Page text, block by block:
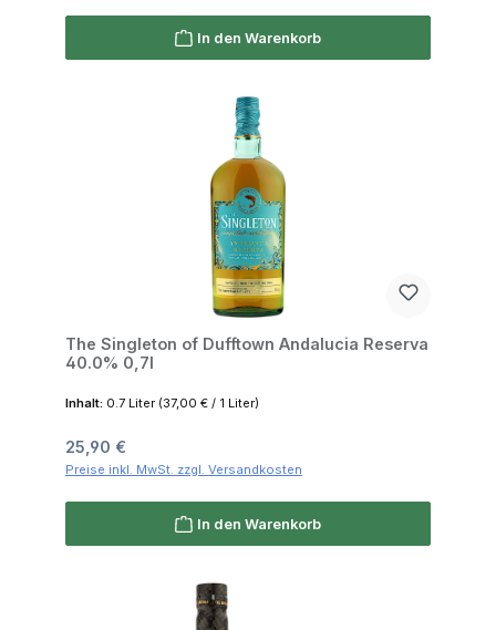
In den Warenkorb
The Singleton of Dufftown Andalucia Reserva
40.0% 0,7l
Inhalt: 0.7 Liter (37,00 € / 1 Liter)
Regulärer Preis:
25,90 €
Preise inkl. MwSt. zzgl. Versandkosten
In den Warenkorb